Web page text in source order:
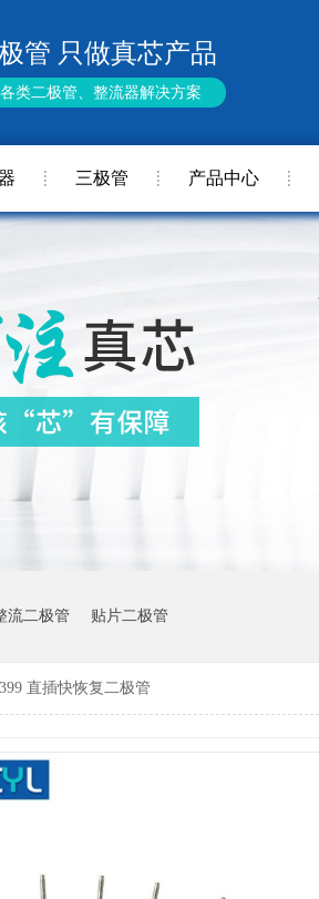
管 只做真芯产品
类二极管、整流器解决方案
三极管 产品中心
流二极管 贴片二极管
直插快恢复二极管